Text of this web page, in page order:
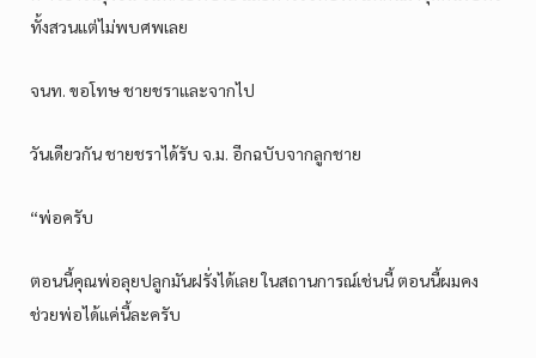
ทั้งสวนแต่ไม่พบศพเลย
จนท. ขอโทษ ชายชราและจากไป
วันเดียวกัน ชายชราได้รับ จ.ม. อีกฉบับจากลูกชาย
“พ่อครับ
ตอนนี้คุณพ่อลุยปลูกมันฝรั่งได้เลย ในสถานการณ์เช่นนี้ ตอนนี้ผมคง
ช่วยพ่อได้แค่นี้ละครับ